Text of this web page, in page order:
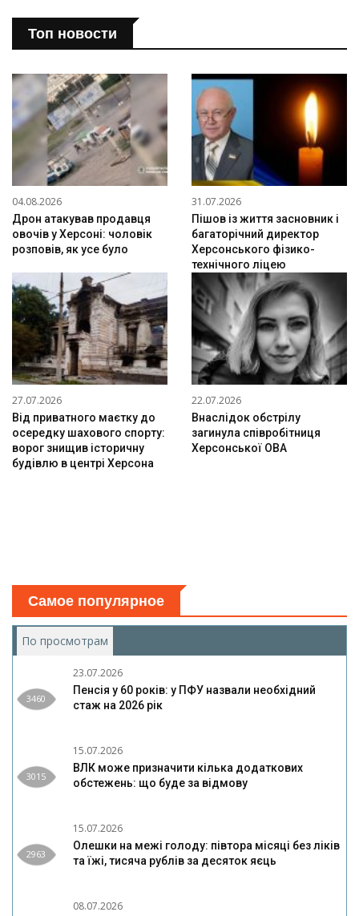
Топ новости
04.08.2026
Дрон атакував продавця
овочів у Херсоні: чоловік
розповів, як усе було
31.07.2026
Пішов із життя засновник і
багаторічний директор
Херсонського фізико-
технічного ліцею
27.07.2026
Від приватного маєтку до
осередку шахового спорту:
ворог знищив історичну
будівлю в центрі Херсона
22.07.2026
Внаслідок обстрілу
загинула співробітниця
Херсонської ОВА
Самое популярное
По просмотрам
3460
23.07.2026
Пенсія у 60 років: у ПФУ назвали необхідний
стаж на 2026 рік
3015
15.07.2026
ВЛК може призначити кілька додаткових
обстежень: що буде за відмову
2963
15.07.2026
Олешки на межі голоду: півтора місяці без ліків
та їжі, тисяча рублів за десяток яєць
08.07.2026